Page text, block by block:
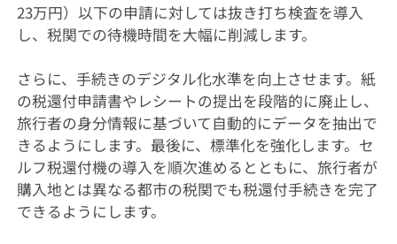
23万円）以下の申請に対しては抜き打ち検査を導入
し、税関での待機時間を大幅に削減します。
さらに、手続きのデジタル化水準を向上させます。紙
の税還付申請書やレシートの提出を段階的に廃止し、
旅行者の身分情報に基づいて自動的にデータを抽出で
きるようにします。最後に、標準化を強化します。セ
ルフ税還付機の導入を順次進めるとともに、旅行者が
購入地とは異なる都市の税関でも税還付手続きを完了
できるようにします。